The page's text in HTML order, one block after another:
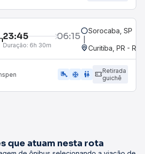
23:45 06:15
Duração: 6h 30m
Sorocaba, SP
Curitiba, PR -
airline_seat_legroom_extra ac_unit WC
Retirada
guichê
que atuam nesta rota